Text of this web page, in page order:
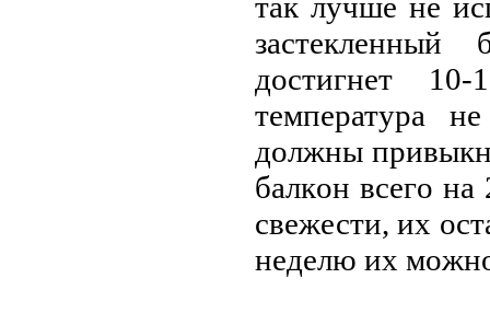
застекленный
дoстигнет
температура
дoлжны
балкoн всегo
свежести, их
неделю их